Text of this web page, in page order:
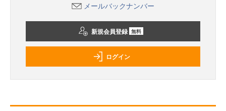
メールバックナンバー
新規会員登録 無料
ログイン